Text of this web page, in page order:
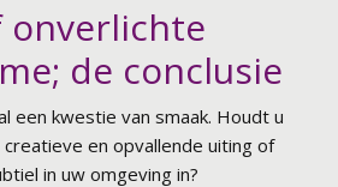
de conclusie
een kwestie van smaak. Houdt u
en opvallende uiting of
in uw omgeving in?